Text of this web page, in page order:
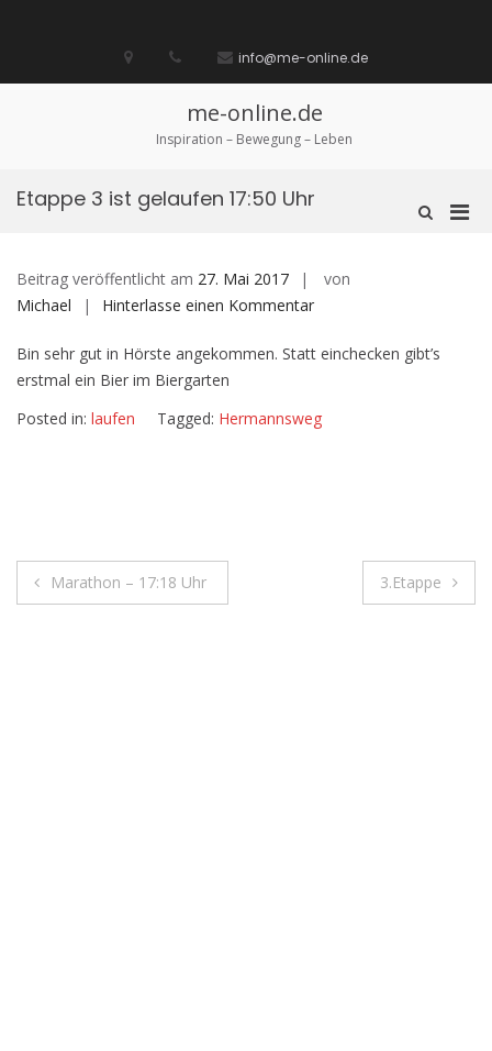
biete
/
Ich
suche
diese
Seite
info@me-online.de
me-online.de
Inspiration – Bewegung – Leben
Such-
Etappe 3 ist gelaufen 17:50 Uhr
Beitrag veröffentlicht am 27. Mai 2017
von
Michael
Hinterlasse einen Kommentarauf
3
17:50
Bin sehr gut in Hörste angekommen. Statt einchecken gibt’s
erstmal ein Bier im Biergarten
Posted in: laufen Tagged: Hermannsweg
Beitragsnavigation
Marathon – 17:18 Uhr 3.Etappe